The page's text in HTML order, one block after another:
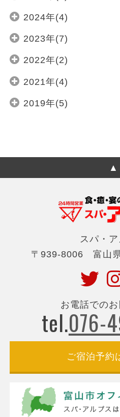
2024年(4)
2023年(7)
2022年(2)
2021年(4)
2019年(5)
スパ・
〒939-8006 富山
お電話での
tel.076-
ご宿泊予約